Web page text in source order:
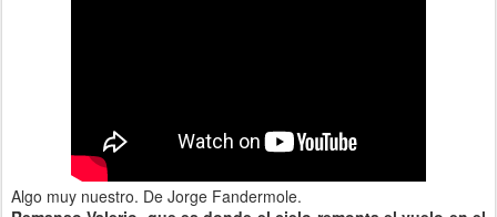
Algo muy nuestro. De Jorge Fandermole.